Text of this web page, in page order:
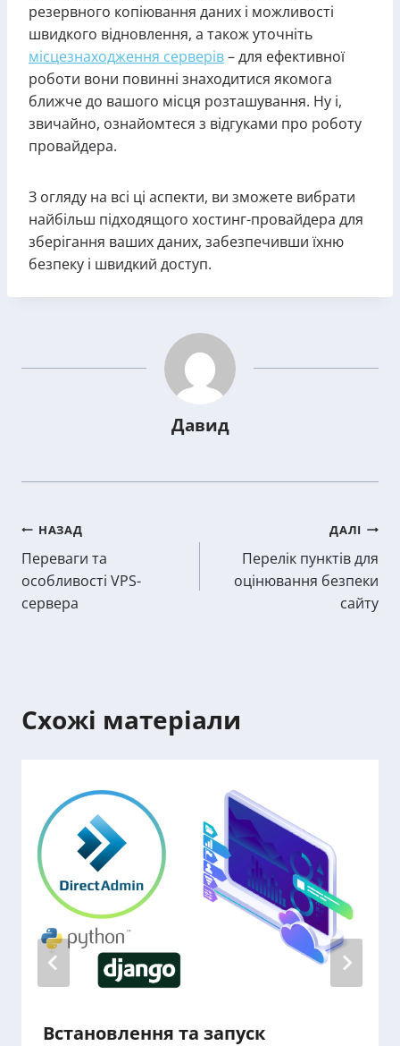
резервного копіювання даних і можливості
швидкого відновлення, а також уточніть
місцезнаходження серверів– для ефективної
роботи вони повинні знаходитися якомога
ближче до вашого місця розташування. Ну і,
звичайно, ознайомтеся з відгуками про роботу
провайдера.
З огляду на всі ці аспекти, ви зможете вибрати
найбільш підходящого хостинг-провайдера для
зберігання ваших даних, забезпечивши їхню
безпеку і швидкий доступ.
Давид
Post
navigation
НАЗАД
Переваги та
особливості VPS-
сервера
ДАЛІ
Перелік пунктів для
оцінювання безпеки
сайту
Схожі матеріали
Встановлення та запуск